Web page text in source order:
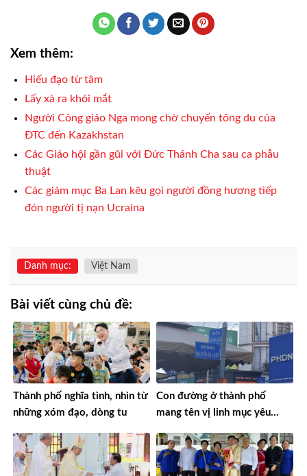
Xem thêm:
Hiếu đạo từ tâm
Lấy xà ra khỏi mắt
Người Công giáo Nga mong chờ chuyến tông du của
ĐTC đến Kazakhstan
Các Giáo hội gần gũi với Đức Thánh Cha sau ca phẫu
thuật
Các giám mục Ba Lan kêu gọi người đồng hương tiếp
đón người tị nạn Ucraina
Danh mục: Việt Nam
Bài viết cùng chủ đề:
Thành phố nghĩa tình, nhìn từ
những xóm đạo, dòng tu
Con đường ở thành phố
mang tên vị linh mục yêu